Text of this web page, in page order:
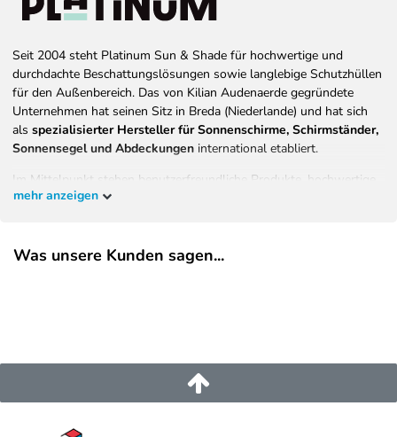
Seit 2004 steht Platinum Sun & Shade für hochwertige und
durchdachte Beschattungslösungen sowie langlebige Schutzhüllen
für den Außenbereich. Das von Kilian Audenaerde gegründete
Unternehmen hat seinen Sitz in Breda (Niederlande) und hat sich
als spezialisierter Hersteller für Sonnenschirme, Schirmständer,
Sonnensegel und Abdeckungen international etabliert.
Im Mittelpunkt stehen benutzerfreundliche Produkte, hochwertige
Materialien und eine konsequente Ausrichtung auf Langlebigkeit,
Terrasse oder dem Balkon entspannt, sicher und stilvoll zu
Ergebnis ist eine vielseitige, innovative Kollektion, die
Funktionalität, Design und Qualität
mehr anzeigen
Was unsere Kunden sagen...